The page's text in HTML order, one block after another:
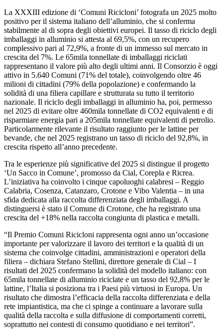
La XXXIII edizione di ‘Comuni Ricicloni’ fotografa un 2025 molto
positivo per il sistema italiano dell’alluminio, che si conferma
stabilmente al di sopra degli obiettivi europei. Il tasso di riciclo degli
imballaggi in alluminio si attesta al 69,5%, con un recupero
complessivo pari al 72,9%, a fronte di un immesso sul mercato in
crescita del 7%. Le 65mila tonnellate di imballaggi riciclati
rappresentano il valore più alto degli ultimi anni. Il Consorzio è oggi
attivo in 5.640 Comuni (71% del totale), coinvolgendo oltre 46
milioni di cittadini (79% della popolazione) e confermando la
solidità di una filiera capillare e strutturata su tutto il territorio
nazionale. Il riciclo degli imballaggi in alluminio ha, poi, permesso
nel 2025 di evitare oltre 460mila tonnellate di CO2 equivalenti e di
risparmiare energia pari a 205mila tonnellate equivalenti di petrolio.
Particolarmente rilevante il risultato raggiunto per le lattine per
bevande, che nel 2025 registrano un tasso di riciclo del 92,8%, in
crescita rispetto all’anno precedente.
Tra le esperienze più significative del 2025 si distingue il progetto
‘Un Sacco in Comune’, promosso da Cial, Corepla e Ricrea.
L’iniziativa ha coinvolto i cinque capoluoghi calabresi – Reggio
Calabria, Cosenza, Catanzaro, Crotone e Vibo Valentia – in una
sfida dedicata alla raccolta differenziata degli imballaggi. A
distinguersi è stato il Comune di Crotone, che ha registrato una
crescita del +18% nella raccolta congiunta di plastica e metalli.
“Il Premio Comuni Ricicloni rappresenta ogni anno un’occasione
importante per valorizzare il lavoro dei territori e la qualità di un
sistema che coinvolge cittadini, amministrazioni e operatori della
filiera – dichiara Stefano Stellini, direttore generale di Cial – I
risultati del 2025 confermano la solidità del modello italiano: con
65mila tonnellate di alluminio riciclate e un tasso del 92,8% per le
lattine, l’Italia si posiziona tra i Paesi più virtuosi in Europa. Un
risultato che dimostra l’efficacia della raccolta differenziata e della
rete impiantistica, ma che ci spinge a continuare a lavorare sulla
qualità della raccolta e sulla diffusione di comportamenti corretti,
soprattutto nei contesti di consumo quotidiano e nei territori”.